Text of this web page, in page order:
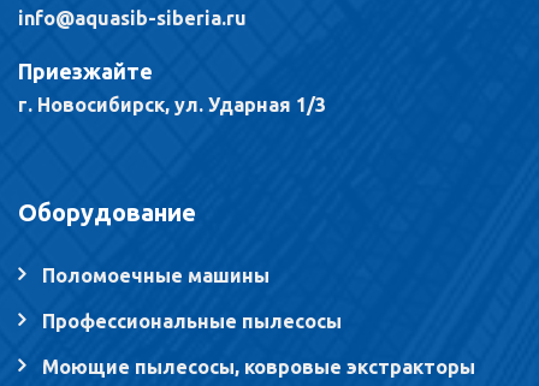
info@aquasib-siberia.ru
Приезжайте
г. Новосибирск, ул. Ударная 1/3
Оборудование
Поломоечные машины
Профессиональные пылесосы
Моющие пылесосы, ковровые экстракторы